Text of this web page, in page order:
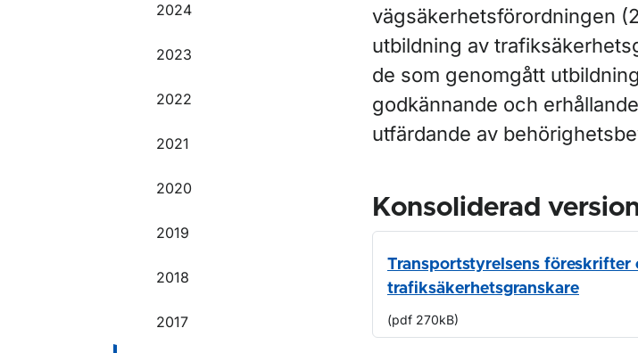
2024
2023
2022
2021
2020
2019
2018
2017
vägsäkerhetsförordningen
utbildning av
de som genomgått
godkännande och
utfärdande av
Konsoliderad
Transportstyrelsens föreskrifter
trafiksäkerhetsgranskare
(pdf 270kB)